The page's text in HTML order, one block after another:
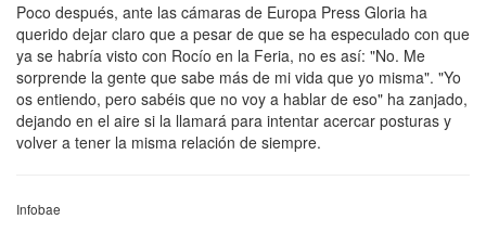
Poco después, ante las cámaras de Europa Press Gloria ha
querido dejar claro que a pesar de que se ha especulado con que
ya se habría visto con Rocío en la Feria, no es así: "No. Me
sorprende la gente que sabe más de mi vida que yo misma". "Yo
os entiendo, pero sabéis que no voy a hablar de eso" ha zanjado,
dejando en el aire si la llamará para intentar acercar posturas y
volver a tener la misma relación de siempre.
Infobae